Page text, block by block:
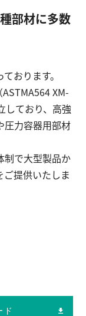
い合わせ
部材に多数
おります。
XM-
しており、高強
圧力容器用部材
制で大型製品か
ご提供いたしま
ド